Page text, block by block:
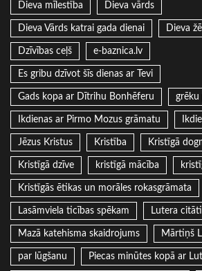
Dieva mīlestība Dieva vārds
Dieva Vārds katrai gada dienai Dieva
Dzīvības ceļš e-baznica.lv
Es gribu dzīvot šīs dienas ar Tevi
Gads kopa ar Dītrihu Bonhēferu grēku
Ikdienas ar Pirmo Mozus grāmatu
Jēzus Kristus Kristība Kristīgā
Kristīgā dzīve kristīgā mācība
Kristīgās ētikas un morāles rokasgrāmata
Lasāmviela ticības spēkam Lutera citāti
Mazā katehisma skaidrojums Mārtiņš
par lūgšanu Piecas minūtes kopā ar